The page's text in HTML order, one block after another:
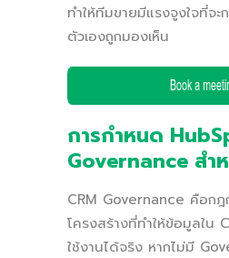
ทำให้ทีมขายมีแรงจูงใจที่จะ
ตัวเองถูกมองเห็น
การกำหนด
Governance สำ
CRM Governance คือกฎ
โครงสร้างที่ทำให้ข้อมูลใน
ใช้งานได้จริง หากไม่มี